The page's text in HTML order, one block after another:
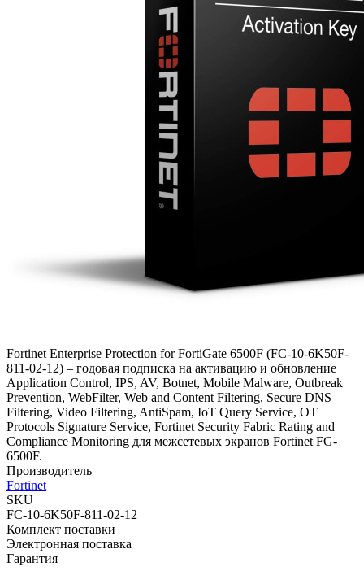
Fortinet Enterprise Protection for FortiGate 6500F (FC-10-6K50F-
811-02-12) – годовая подписка на активацию и обновление
Application Control, IPS, AV, Botnet, Mobile Malware, Outbreak
Prevention, WebFilter, Web and Content Filtering, Secure DNS
Filtering, Video Filtering, AntiSpam, IoT Query Service, OT
Protocols Signature Service, Fortinet Security Fabric Rating and
Compliance Monitoring для межсетевых экранов Fortinet FG-
6500F.
Производитель
Fortinet
SKU
FC-10-6K50F-811-02-12
Комплект поставки
Электронная поставка
Гарантия